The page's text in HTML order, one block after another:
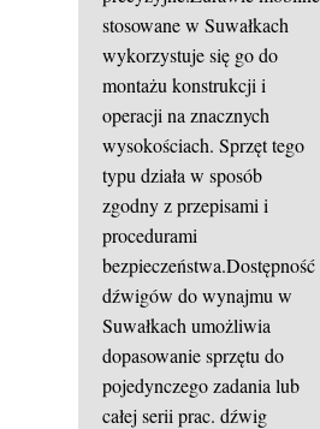
stosowane w Suwałkach
wykorzystuje się go do
montażu konstrukcji i
operacji na znacznych
wysokościach. Sprzęt tego
typu działa w sposób
zgodny z przepisami i
procedurami
bezpieczeństwa.Dostępność
dźwigów do wynajmu w
Suwałkach umożliwia
dopasowanie sprzętu do
pojedynczego zadania lub
całej serii prac. dźwig